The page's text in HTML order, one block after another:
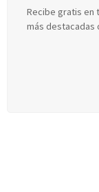
Recibe gratis en
más destacadas